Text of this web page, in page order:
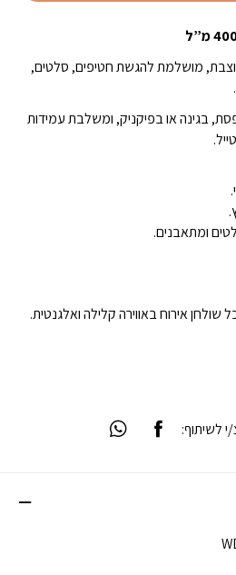
מושלמת להגשת חטיפים, סלטים,
בגינה או בפיקניק, ומשלבת עמידות
ומתאבנים.
אירוח באווירה קלילה ואלגנטית.
לשיתוף: